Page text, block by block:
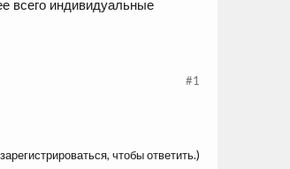
всего индивидуальные
#1
чтобы ответить.)